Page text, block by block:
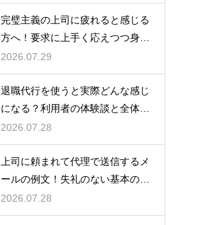
完璧主義の上司に疲れると感じる
方へ！要求に上手く応えつつ身を
守る方法
2026.07.29
退職代行を使うと実際どんな感じ
になる？利用者の体験談と全体の
流れ
2026.07.28
上司に頼まれて代理で送信するメ
ールの例文！失礼のない基本の書
き方
2026.07.28